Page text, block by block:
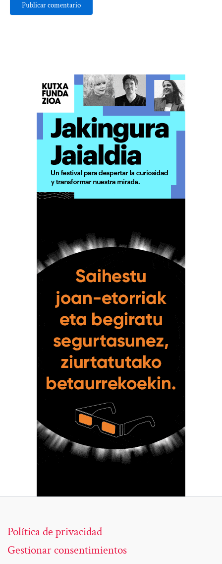
Política de privacidad
Gestionar consentimientos